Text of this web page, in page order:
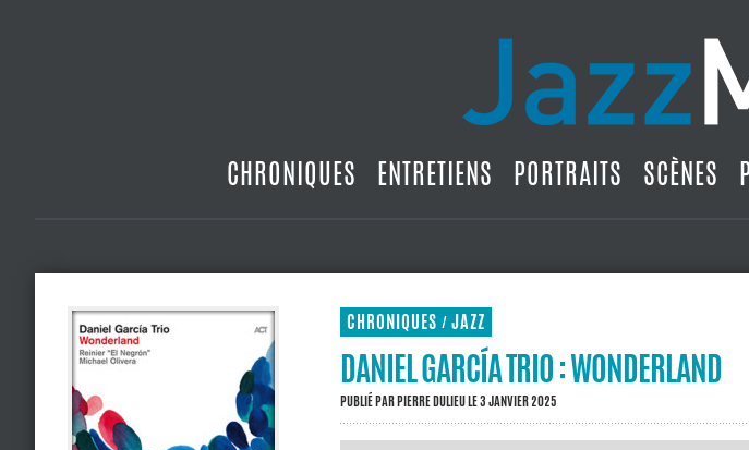
CHRONIQUES ENTRETIENS PORTRAITS SCÈNES
CHRONIQUES / JAZZ
DANIEL GARCÍA TRIO : WONDERLAND
PUBLIÉ PARPIERRE DULIEULE 3 JANVIER 2025